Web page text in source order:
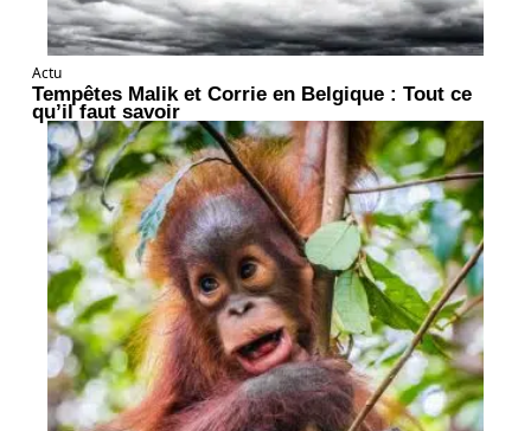
Actu
Tempêtes Malik et Corrie en Belgique : Tout ce
qu’il faut savoir